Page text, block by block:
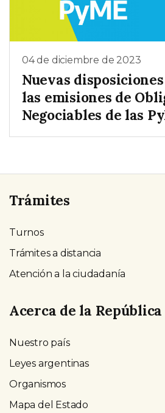
04 de diciembre de 2023
Nuevas
las emisiones de
Negociables de las
Trámites
Turnos
Trámites a distancia
Atención a la ciudadanía
Acerca de la
Nuestro país
Leyes argentinas
Organismos
Mapa del Estado